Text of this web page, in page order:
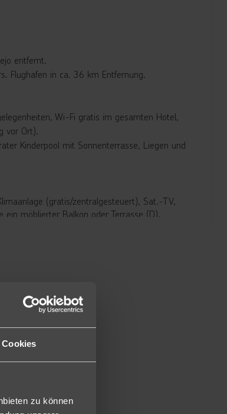
Cookies
zu können
entfernt.
Flughafen in ca. 36 km Entfernung.
Wi-Fi gratis im gesamten Hotel,
vor Ort).
Kinderpool mit Sonnenterrasse, Liegen und
(gratis/zentralgesteuert), Sat.-TV,
ein möblierter Balkon oder Terrasse (D).
Themenabende.
und mehrmals wöchentlich Themenabende.